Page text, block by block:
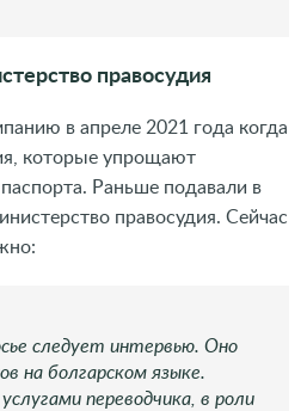
правосудия
в апреле 2021 года когда
которые упрощают
Раньше подавали в
правосудия. Сейчас
следует интервью. Оно
на болгарском языке.
переводчика, в роли